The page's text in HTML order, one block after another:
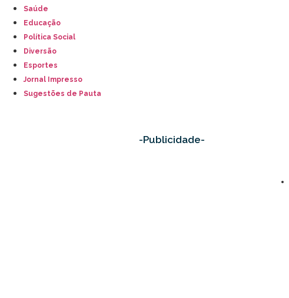
Saúde
Educação
Política Social
Diversão
Esportes
Jornal Impresso
Sugestões de Pauta
-Publicidade-